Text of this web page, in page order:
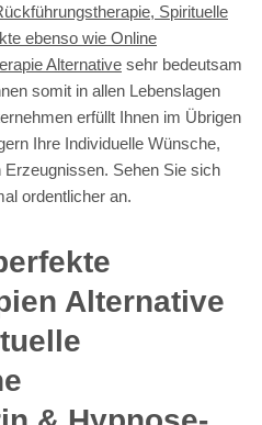
Spirituelle
ebenso wie Online
Alternative sehr bedeutsam
somit in allen Lebenslagen
erfüllt Ihnen im Übrigen
Ihre Individuelle Wünsche,
Sehen Sie sich
ordentlicher an.
Alternative